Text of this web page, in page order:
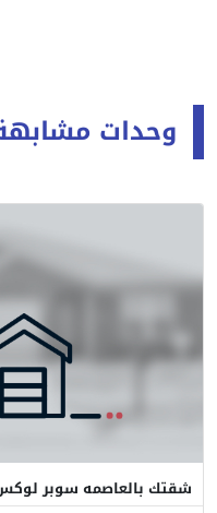
وحدات
شقتك بالعاصمه سوبر